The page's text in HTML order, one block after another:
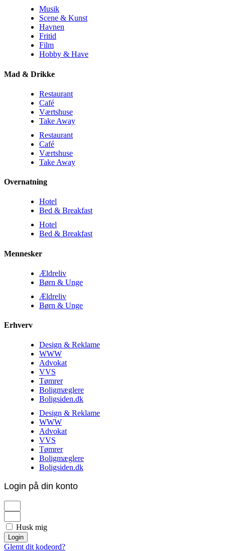
Musik
Scene & Kunst
Havnen
Fritid
Film
Hobby & Have
Mad & Drikke
Restaurant
Café
Værtshuse
Take Away
Restaurant
Café
Værtshuse
Take Away
Overnatning
Hotel
Bed & Breakfast
Hotel
Bed & Breakfast
Mennesker
Ældreliv
Børn & Unge
Ældreliv
Børn & Unge
Erhverv
Design & Reklame
WWW
Advokat
VVS
Tømrer
Boligmæglere
Boligsiden.dk
Design & Reklame
WWW
Advokat
VVS
Tømrer
Boligmæglere
Boligsiden.dk
Login på din konto
Husk mig
Login
Glemt dit kodeord?